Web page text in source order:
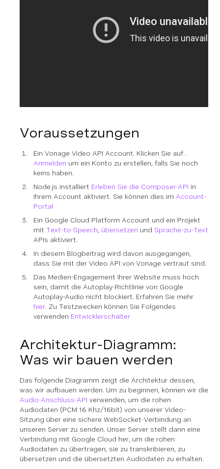
Voraussetzungen
Ein Vonage Video API Account. Klicken Sie auf .
Anmelden um ein Konto zu erstellen, falls Sie noch
keins haben.
Node.js installiert Erleben Sie die Composer-API in
Ihrem Account aktiviert. Sie können dies im Account-
Portal
Ein Google Cloud Platform Account und ein Projekt
mit Text-to-Speech, übersetzen und Sprache-zu-Text
APIs aktiviert.
In diesem Blogbeitrag wird davon ausgegangen,
dass Sie mit der Video API von Vonage vertraut sind.
Das Medien-Engagement Ihrer Website muss hoch
sein, damit die Autoplay-Richtlinie von Google
Autoplay-Audio nicht blockiert. Erfahren Sie mehr
hier. Zu Testzwecken können Sie Folgendes
verwenden Entwicklerschalter
Architektur-Diagramm:
Was wir bauen werden
Das folgende Diagramm zeigt die Architektur dessen,
was wir aufbauen werden. Um zu beginnen, können wir die
Audio-Anschluss-API verwenden, um die rohen
Audiodaten (PCM 16 Khz/16bit) von unserer Video-
Sitzung über eine sichere WebSocket-Verbindung an
unseren Server zu senden. Unser Server stellt dann eine
Verbindung mit Google Cloud her, um die rohen
Audiodaten zu übertragen, sie zu transkribieren, zu
übersetzen und die übersetzten Audiodaten zu erhalten.